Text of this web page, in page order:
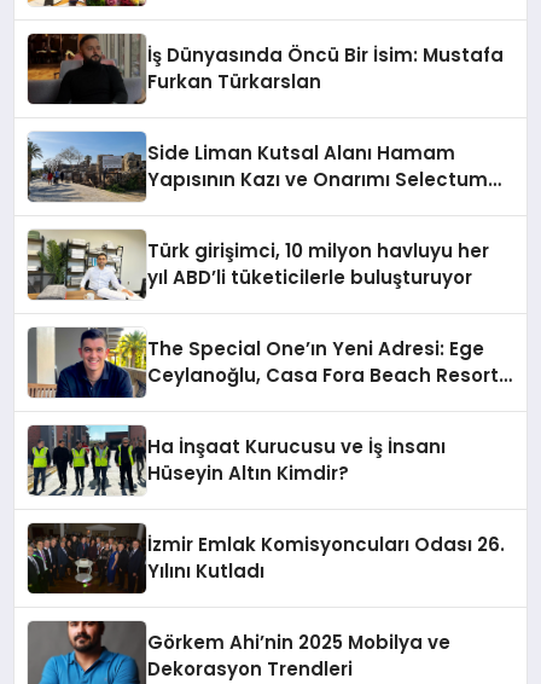
İş Dünyasında Öncü Bir İsim: Mustafa
Furkan Türkarslan
Side Liman Kutsal Alanı Hamam
Yapısının Kazı ve Onarımı Selectum
Türk girişimci, 10 milyon havluyu her
yıl ABD’li tüketicilerle buluşturuyor
The Special One’ın Yeni Adresi: Ege
Ceylanoğlu, Casa Fora Beach Resort
Ha İnşaat Kurucusu ve İş İnsanı
Hüseyin Altın Kimdir?
İzmir Emlak Komisyoncuları Odası 26.
Yılını Kutladı
Görkem Ahi’nin 2025 Mobilya ve
Dekorasyon Trendleri